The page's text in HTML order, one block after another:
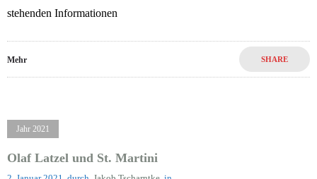
stehenden Informationen
Mehr SHARE
Jahr 2021
Olaf Latzel und St. Martini